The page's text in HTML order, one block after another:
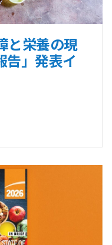
と栄養の現
告」発表イ